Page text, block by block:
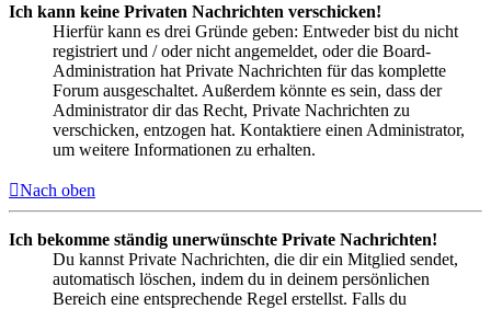
Ich kann keine Privaten Nachrichten verschicken!
Hierfür kann es drei Gründe geben: Entweder bist du nicht
registriert und / oder nicht angemeldet, oder die Board-
Administration hat Private Nachrichten für das komplette
Forum ausgeschaltet. Außerdem könnte es sein, dass der
Administrator dir das Recht, Private Nachrichten zu
verschicken, entzogen hat. Kontaktiere einen Administrator,
um weitere Informationen zu erhalten.
Nach oben
Ich bekomme ständig unerwünschte Private Nachrichten!
Du kannst Private Nachrichten, die dir ein Mitglied sendet,
automatisch löschen, indem du in deinem persönlichen
Bereich eine entsprechende Regel erstellst. Falls du